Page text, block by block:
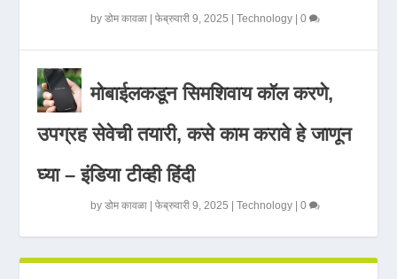
byडोम कावळा |फेब्रुवारी 9, 2025 |Technology |0
मोबाईलकडून सिमशिवाय कॉल करणे,
उपग्रह सेवेची तयारी, कसे काम करावे हे जाणून
घ्या – इंडिया टीव्ही हिंदी
byडोम कावळा |फेब्रुवारी 9, 2025 |Technology |0